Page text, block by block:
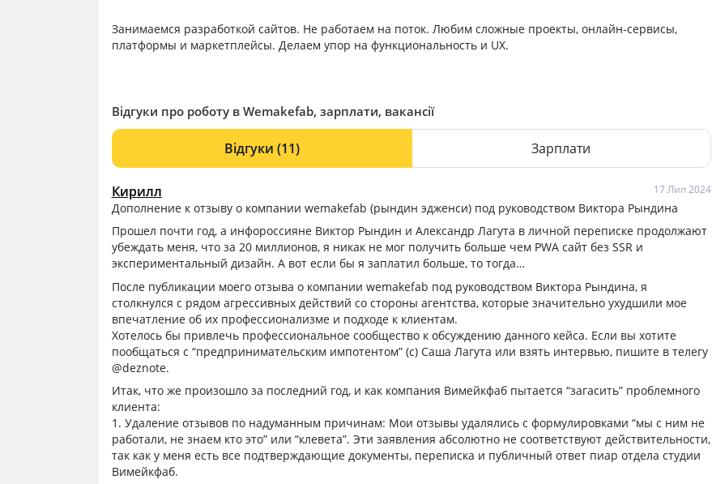
Занимаемся разработкой сайтов. Не работаем на поток. Любим сложные проекты, онлайн-сервисы,
платформы и маркетплейсы. Делаем упор на функциональность и UX.
Відгуки про роботу в Wemakefab, зарплати, вакансії
Відгуки (11) Зарплати
Кирилл 17 Лип 2024
Дополнение к отзыву о компании wemakefab (рындин эдженси) под руководством Виктора Рындина
Прошел почти год, а инфороссияне Виктор Рындин и Александр Лагута в личной переписке продолжают
убеждать меня, что за 20 миллионов, я никак не мог получить больше чем PWA сайт без SSR и
экспериментальный дизайн. А вот если бы я заплатил больше, то тогда…
После публикации моего отзыва о компании wemakefab под руководством Виктора Рындина, я
столкнулся с рядом агрессивных действий со стороны агентства, которые значительно ухудшили мое
впечатление об их профессионализме и подходе к клиентам.
Хотелось бы привлечь профессиональное сообщество к обсуждению данного кейса. Если вы хотите
пообщаться с “предпринимательским импотентом” (с) Саша Лагута или взять интервью, пишите в телегу
@deznote.
Итак, что же произошло за последний год, и как компания Вимейкфаб пытается “загасить” проблемного
клиента:
1. Удаление отзывов по надуманным причинам: Мои отзывы удалялись с формулировками “мы с ним не
работали, не знаем кто это” или “клевета”. Эти заявления абсолютно не соответствуют действительности,
так как у меня есть все подтверждающие документы, переписка и публичный ответ пиар отдела студии
Вимейкфаб.